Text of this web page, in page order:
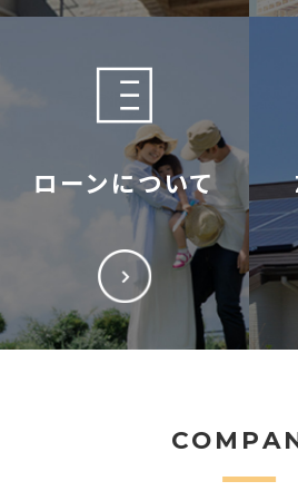
ローンについて